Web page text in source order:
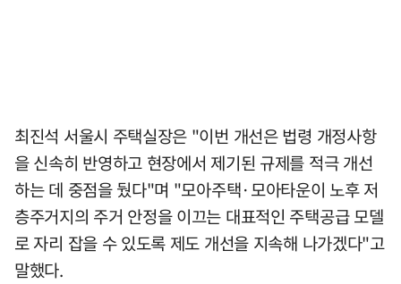
최진석 서울시 주택실장은 "이번 개선은 법령 개정사항
을 신속히 반영하고 현장에서 제기된 규제를 적극 개선
하는 데 중점을 뒀다"며 "모아주택·모아타운이 노후 저
층주거지의 주거 안정을 이끄는 대표적인 주택공급 모델
로 자리 잡을 수 있도록 제도 개선을 지속해 나가겠다"고
말했다.